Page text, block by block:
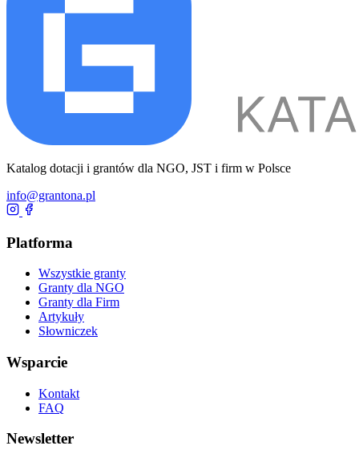
Katalog dotacji i grantów dla NGO, JST i firm w Polsce
info@grantona.pl
Platforma
Wszystkie granty
Granty dla NGO
Granty dla Firm
Artykuły
Słowniczek
Wsparcie
Kontakt
FAQ
Newsletter